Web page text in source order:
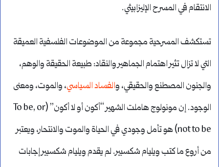
الانتقام في المسرح الإليزابيثي.
تستكشف المسرحية مجموعة من الموضوعات الفلسفية العميقة
التي لا تزال تثير اهتمام الجماهير والنقاد: طبيعة الحقيقة والوهم،
والجنون المصطنع والحقيقي، والفساد السياسي، والموت، ومعنى
الوجود. إن مونولوج هاملت الشهير “أكون أو لا أكون” (To be, or
not to be) هو تأمل وجودي في الحياة والموت والانتحار، ويعتبر
من أروع ما كتب ويليام شكسبير. لم يقدم ويليام شكسبير إجابات